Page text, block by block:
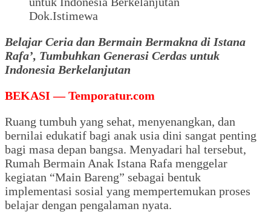
Dok.Istimewa
Belajar Ceria dan Bermain Bermakna di Istana
Rafa’, Tumbuhkan Generasi Cerdas untuk
Indonesia Berkelanjutan
BEKASI — Temporatur.com
Ruang tumbuh yang sehat, menyenangkan, dan
bernilai edukatif bagi anak usia dini sangat penting
bagi masa depan bangsa. Menyadari hal tersebut,
Rumah Bermain Anak Istana Rafa menggelar
kegiatan “Main Bareng” sebagai bentuk
implementasi sosial yang mempertemukan proses
belajar dengan pengalaman nyata.